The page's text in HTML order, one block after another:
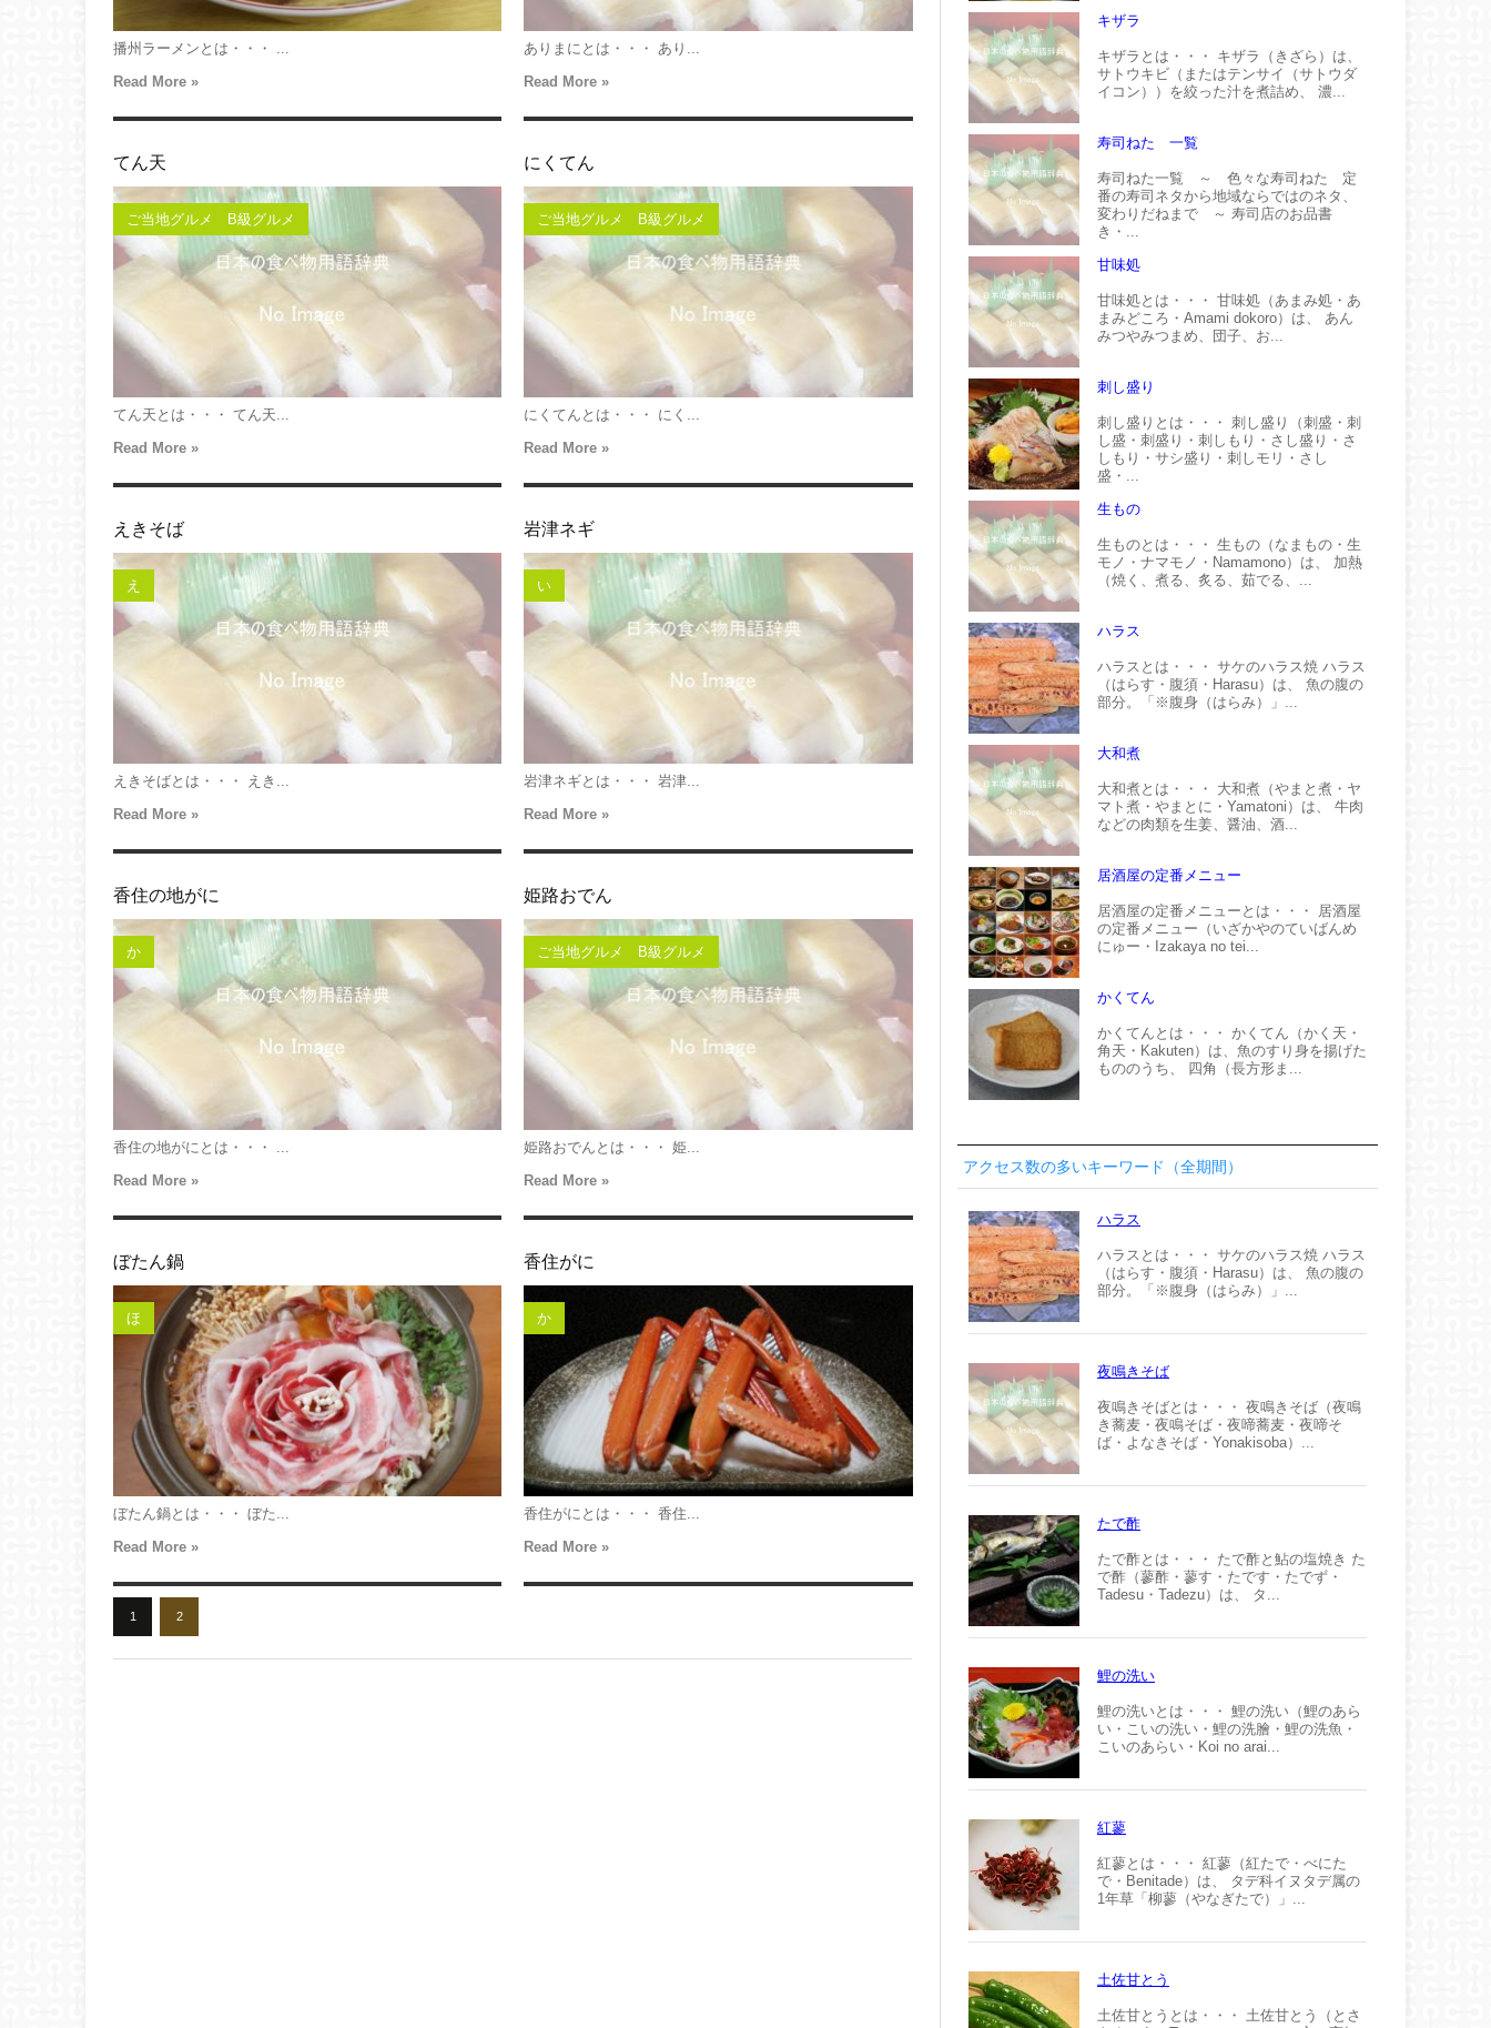
播州ラーメンとは・・・ ...
Read More »
ありまにとは・・・ あり...
Read More »
てん天
ご当地グルメ B級グルメ
てん天とは・・・ てん天...
Read More »
にくてん
ご当地グルメ B級グルメ
にくてんとは・・・ にく...
Read More »
えきそば
え
えきそばとは・・・ えき...
Read More »
岩津ネギ
い
岩津ネギとは・・・ 岩津...
Read More »
香住の地がに
か
香住の地がにとは・・・ ...
Read More »
姫路おでん
ご当地グルメ B級グルメ
姫路おでんとは・・・ 姫...
Read More »
ぼたん鍋
ほ
ぼたん鍋とは・・・ ぼた...
Read More »
香住がに
か
香住がにとは・・・ 香住...
Read More »
1 2
キザラ
キザラとは・・・ キザラ（きざら）は、
サトウキビ（またはテンサイ（サトウダ
イコン））を絞った汁を煮詰め、 濃...
寿司ねた 一覧
寿司ねた一覧 ～ 色々な寿司ねた 定
番の寿司ネタから地域ならではのネタ、
変わりだねまで ～ 寿司店のお品書
き・...
甘味処
甘味処とは・・・ 甘味処（あまみ処・あ
まみどころ・Amami dokoro）は、 あん
みつやみつまめ、団子、お...
刺し盛り
刺し盛りとは・・・ 刺し盛り（刺盛・刺
し盛・刺盛り・刺しもり・さし盛り・さ
しもり・サシ盛り・刺しモリ・さし
盛・...
生もの
生ものとは・・・ 生もの（なまもの・生
モノ・ナマモノ・Namamono）は、 加熱
（焼く、煮る、炙る、茹でる、...
ハラス
ハラスとは・・・ サケのハラス焼 ハラス
（はらす・腹須・Harasu）は、 魚の腹の
部分。「※腹身（はらみ）」...
大和煮
大和煮とは・・・ 大和煮（やまと煮・ヤ
マト煮・やまとに・Yamatoni）は、 牛肉
などの肉類を生姜、醤油、酒...
居酒屋の定番メニュー
居酒屋の定番メニューとは・・・ 居酒屋
の定番メニュー（いざかやのていばんめ
にゅー・Izakaya no tei...
かくてん
かくてんとは・・・ かくてん（かく天・
角天・Kakuten）は、魚のすり身を揚げた
もののうち、 四角（長方形ま...
アクセス数の多いキーワード（全期間）
ハラス
ハラスとは・・・ サケのハラス焼 ハラス
（はらす・腹須・Harasu）は、 魚の腹の
部分。「※腹身（はらみ）」...
夜鳴きそば
夜鳴きそばとは・・・ 夜鳴きそば（夜鳴
き蕎麦・夜鳴そば・夜啼蕎麦・夜啼そ
ば・よなきそば・Yonakisoba）...
たで酢
たで酢とは・・・ たで酢と鮎の塩焼き た
で酢（蓼酢・蓼す・たです・たでず・
Tadesu・Tadezu）は、 タ...
鯉の洗い
鯉の洗いとは・・・ 鯉の洗い（鯉のあら
い・こいの洗い・鯉の洗膾・鯉の洗魚・
こいのあらい・Koi no arai...
紅蓼
紅蓼とは・・・ 紅蓼（紅たで・べにた
で・Benitade）は、 タデ科イヌタデ属の
1年草「柳蓼（やなぎたで）」...
土佐甘とう
土佐甘とうとは・・・ 土佐甘とう（とさ